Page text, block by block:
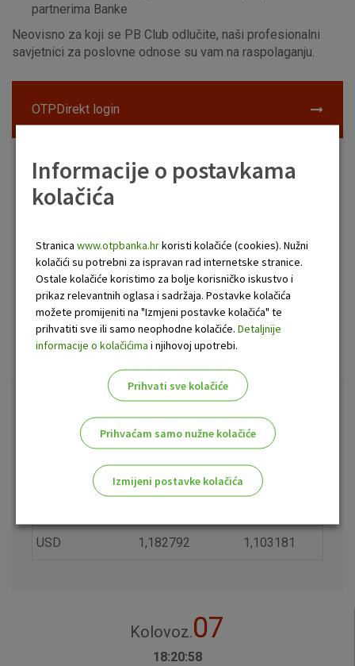
partnerima Banke
Neovisno za koji se PB Club odlučite, naši profesionalni
savjetnici za poslovne odnose su vam na raspolaganju.
OTPDirekt login
Poslovnice OTP banke
Pronađi najbližu lokaciju poslovnice OTP banke koja
nudi uslugu Privatnog bankara.
Tečajna lista i kalkulator
Kupovni Prodajni
0,966748 0,902546
USD 1,182792 1,103181
Kolovoz.07
18:20:58
Informacije o postavkama
kolačića
Stranica www.otpbanka.hrkoristi kolačiće (cookies). Nužni
kolačići su potrebni za ispravan rad internetske stranice.
Ostale kolačiće koristimo za bolje korisničko iskustvo i
prikaz relevantnih oglasa i sadržaja. Postavke kolačića
možete promijeniti na "Izmjeni postavke kolačića" te
prihvatiti sve ili samo neophodne kolačiće. Detaljnije
informacije o kolačićima i njihovoj upotrebi.
Prihvati sve kolačiće
Prihvaćam samo nužne kolačiće
Izmijeni postavke kolačića
Analitički kolačići
Marketinški kolačići